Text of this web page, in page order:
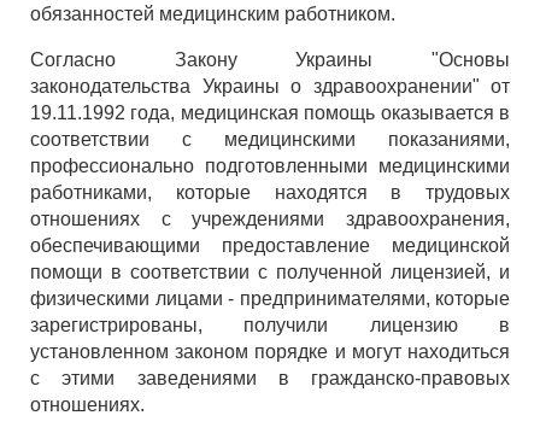
обязанностей медицинским работником.
Согласно Закону Украины "Основы
законодательства Украины о здравоохранении" от
19.11.1992 года, медицинская помощь оказывается в
соответствии с медицинскими показаниями,
профессионально подготовленными медицинскими
работниками, которые находятся в трудовых
отношениях с учреждениями здравоохранения,
обеспечивающими предоставление медицинской
помощи в соответствии с полученной лицензией, и
физическими лицами - предпринимателями, которые
зарегистрированы, получили лицензию в
установленном законом порядке и могут находиться
с этими заведениями в гражданско-правовых
отношениях.